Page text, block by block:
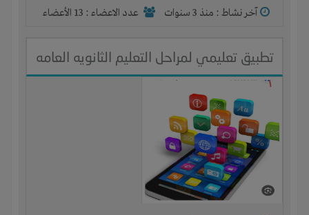
آخر نشاط : منذ 3 سنوات عدد الاعضاء : 13 الأعضاء
تطبيق تعليمي لمراحل التعليم الثانويه العامه